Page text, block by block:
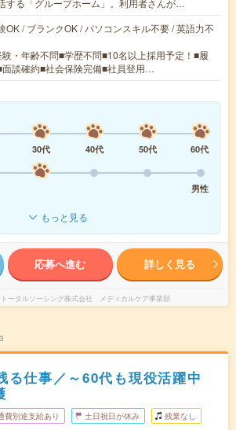
する「グループホーム」。利用者さんが…
OK / ブランクOK / パソコンスキル不要 / 英語力不
・年齢不問■学歴不問■10名以上採用予定！■履
面談確約■社会保険完備■社員登用…
30代 40代 50代
60代
男性
もっと見る
応募へ進む 詳しく見る
トータルソーシング株式会社 メディカルケア事業部
る仕事／～60代も現役活躍中
費別途支給あり 土日祝日が休み 残業なし